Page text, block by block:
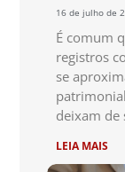
16 de julho de
É comum
registros
se
deixam de
LEIA MAIS